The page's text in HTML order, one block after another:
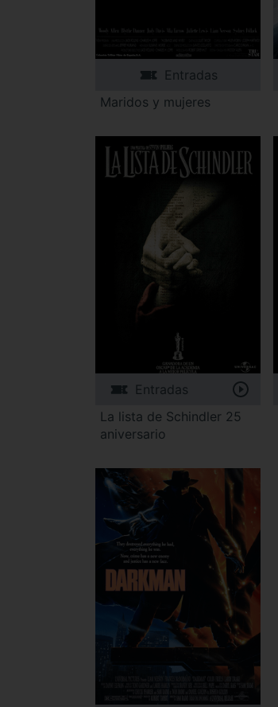
Entradas
Maridos y mujeres
Entradas
La lista de Schindler 25
aniversario